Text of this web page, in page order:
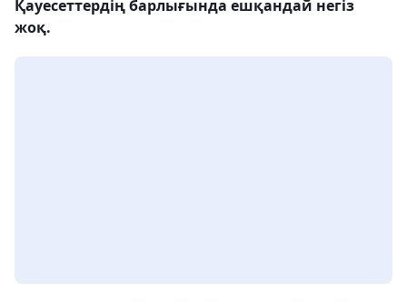
Қауесеттердің барлығында ешқандай негіз
жоқ.